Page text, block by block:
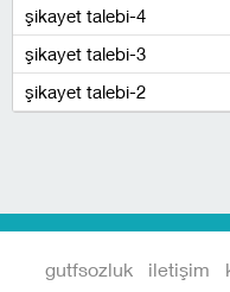
şikayet talebi-4
şikayet talebi-3
şikayet talebi-2
gutfsozluk iletişim